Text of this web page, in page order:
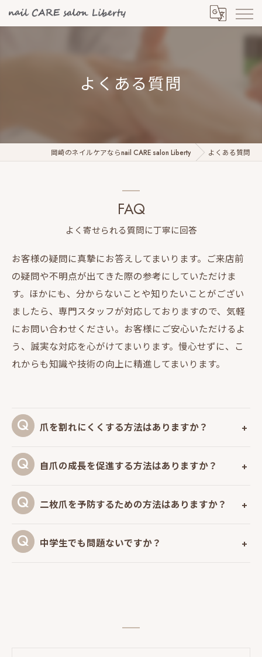
よくある質問
岡崎のネイルケアならnail CARE salon Liberty よくある質問
よく寄せられる質問に丁寧に回答
FAQ
お客様の疑問に真摯にお答えしてまいります。ご来店前
の疑問や不明点が出てきた際の参考にしていただけま
す。ほかにも、分からないことや知りたいことがござい
ましたら、専門スタッフが対応しておりますので、気軽
にお問い合わせください。お客様にご安心いただけるよ
う、誠実な対応を心がけてまいります。慢心せずに、こ
れからも知識や技術の向上に精進してまいります。
爪を割れにくくする方法はありますか？
自爪の成長を促進する方法はありますか？
二枚爪を予防するための方法はありますか？
中学生でも問題ないですか？